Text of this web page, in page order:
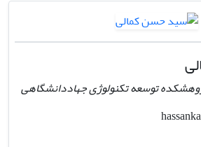
توسعه تکنولوژی جهاددانشگاهی